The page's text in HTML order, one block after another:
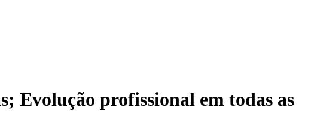
Evolução profissional em todas as